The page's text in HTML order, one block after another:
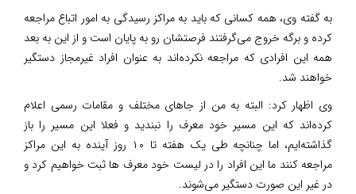
به گفته وی، همه کسانی که باید به مراکز رسیدگی به امور اتباع مراجعه
کرده و برگه خروج می‌گرفتند فرصتشان رو به پایان است و از این به بعد
همه این افرادی که مراجعه نکرده‌اند به عنوان افراد غیرمجاز دستگیر
خواهند شد.
وی اظهار کرد: البته به من از جاهای مختلف و مقامات رسمی اعلام
کرده‌اند که این مسیر خود معرف را نبندید و فعلا این مسیر را باز
گذاشته‌ایم، اما چنانچه طی یک هفته تا ۱۰ روز آینده به این مراکز
مراجعه کنند ما این افراد را در لیست خود معرف ها ثبت خواهیم کرد و
در غیر این صورت دستگیر می‌شوند.